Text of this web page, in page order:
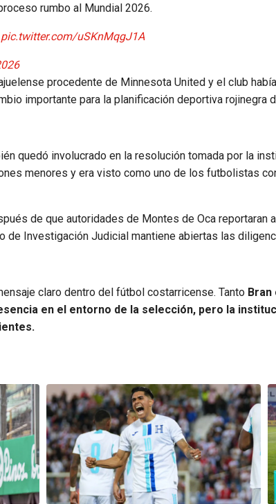
rumbo al Mundial 2026.
pic.twitter.com/uSKnMqgJ1A
procedente de Minnesota United y el club
importante para la planificación deportiva rojinegra
quedó involucrado en la resolución tomada por la
menores y era visto como uno de los futbolistas
de que autoridades de Montes de Oca reportaran
de Investigación Judicial mantiene abiertas las
claro dentro del fútbol costarricense. Tanto Bran
en el entorno de la selección, pero la